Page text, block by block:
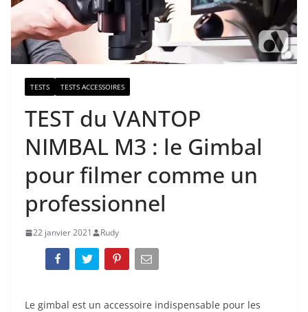
TESTS TESTS ACCESSOIRES
TEST du VANTOP
NIMBAL M3 : le Gimbal
pour filmer comme un
professionnel
22 janvier 2021 Rudy
Le gimbal est un accessoire indispensable pour les